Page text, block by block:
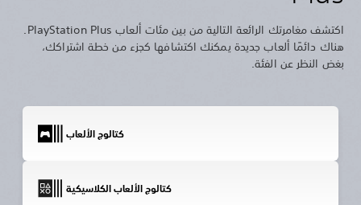
اكتشف مغامرتك الرائعة التالية من بين مئات ألعاب PlayStation Plus.
هناك دائمًا ألعاب جديدة يمكنك اكتشافها كجزء من خطة اشتراكك،
بغض النظر عن الفئة.
كتالوج الألعاب
كتالوج الألعاب الكلاسيكية